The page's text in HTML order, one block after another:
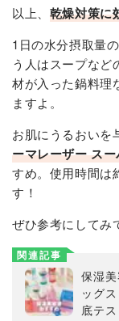
以上、 乾燥対策に
1日の水分摂取量
う人はスープなど
材が入った鍋料理
ますよ。
お肌にうるおいを
ーマレーザー ス
すめ。使用時間は
す！
ぜひ参考にしてみ
関連記事
保湿
ッグ
底テス